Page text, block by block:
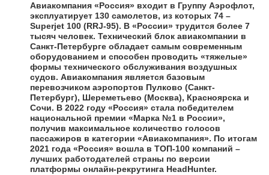
Авиакомпания «Россия» входит в Группу Аэрофлот,
эксплуатирует 130 самолетов, из которых 74 –
Superjet 100 (RRJ-95). В «России» трудится более 7
тысяч человек. Технический блок авиакомпании в
Санкт-Петербурге обладает самым современным
оборудованием и способен проводить «тяжелые»
формы технического обслуживания воздушных
судов. Авиакомпания является базовым
перевозчиком аэропортов Пулково (Санкт-
Петербург), Шереметьево (Москва), Красноярска и
Сочи. В 2022 году «Россия» стала победителем
национальной премии «Марка №1 в России»,
получив максимальное количество голосов
пассажиров в категории «Авиакомпания». По итогам
2021 года «Россия» вошла в ТОП-100 компаний –
лучших работодателей страны по версии
платформы онлайн-рекрутинга HeadHunter.